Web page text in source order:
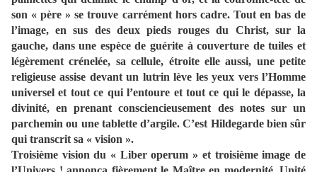
Troisième vision du « Liber operum » et troisième image de l’Univers ! annonça fièrement le Maître en modernité. Unité de lieu, et quel lieu puisqu’il s’agit de l’Univers en son entier ! Unité d’action, en gros la formation de l’Univers et sa stabilisation. Unité de temps, celui de la Genèse. Mais c’est un peu plus compliqué que cela quand même. Tous les cercles sont bien en place mais il y a du mouvement. Le bestiaire venteux, dont une large proportion de bêtes à bois et à cornes maintenant, souffle vers l’extérieur pour faire tourner la roue aux dents de flammes rouges dans un sens, celui des aiguilles d’une montre, et cela donne une « sacrée » vitesse aux quelques étoiles rouges qui se sont réfugiées dans le « feu obscur ». Certaines de ces étoiles en sont éjectées et elles laissent une longue trainée derrière elles. La grande centrifugeuse cosmique ! L’homme universel demeure dans la même position de crucifié devant la terre comme pour la protéger, mais sa cage géométrique s’est dissoute dans l’éther. L’échafaudage servant à la construction de l’Univers a été démonté et les tracés d’or du Géomètre ont été effacés, tous sauf un seul. Cette libération de l’Homme pourrait s’apparenter à une ouverture sur le libre-arbitre, à son instauration, ce qui ne constituerait pas la moindre des paradoxes pour un système idéologique aussi déterminé et déterministe que le Christianisme. Toujours est-il, l’homme universel ne bouge pas. Sa mission est de souligner les proportions parfaites de la Création et il la remplit vaille que vaille. L’eau bienfaitrice continue de tomber des nuages pour rafraichir la terre et tout ce qui est supposé y vivre. Les vents refroidissent les rouages de l’Univers auquel ils donnent mouvement et ils ne troublent plus la couche aqueuse de l’éther qui ondoie paisiblement. Le divin, que ce soit sous la forme du père ou celle du fils, s’est « physiquement » retiré mais il est toujours présent dans le logos qui est diffusé partout puisqu’il a été porté par les vents, le Saint-Esprit disent les chrétiens, le Paraclet de Jean. Au même titre que l’eau, source de vie et de purification baptismale, le logos baigne le corps et l’esprit de l’Homme, et c’est lui qui lui fait prendre la juste mesure du Tout. En bas, au sud du cosmos, et « sud du cosmos » peut avoir un sens dans la mesure où une ligne horizontale et dorée le divise en deux hémisphères, une main sort de la roue de flammes rouges pour déployer un long phylactère lumineux porteur de la parole du dieu des chrétiens jusqu’à la cellule/guérite d’Hildegarde qui persiste cependant à lever les yeux vers l’Homme universel alors qu’elle pourrait se contenter de recopier ce qui est écrit sur le phylactère. Dans cette « vision », Hildegarde nous donne à voir l’Univers comme un suprême organisme dynamique dans un merveilleux équilibre homéostatique. C’est là une image « médicale » de l’harmonie universelle. A partir de ceci et avant de pousser plus avant, il nous faut prendre un peu de distance par rapport à la stricte matérialité des images et, à certains moments, débarquer sur des rivages quelque peu scientifiques et philosophiques, mon plein ou plain domaine à moi, pour nous jeter dans l’exploration de ce pur esprit qu’est Hildegarde von Bingen, proposa un peu solennellement et tout à fait doctement le Maître en modernité. L’image « médicale » pour commencer, annonça-t-il. Hildegarde a écrit deux livres qui sont en fait les deux seuls ouvrages médicaux du siècle douze de la chrétienté, tout du moins à ma connaissance faut-il préciser car je ne suis qu’un piètre médiéviste. D’une part, le « Liber simplicis medicinae », appelé encore « Liber subtilatum diversarum naturum creaturum », ou bien encore « Physica » ce qui a le mérite d’une beaucoup plus grande simplicité. D’autre part, le « Liber compositae medicinae » ou, plus explicitement , « Causae et curae », c’est-à-dire « Des causes et des remèdes ». Ouf ! Pour des raisons qui se comprennent aisément, on dira « Physica » et « Causae et curae » lorsqu’on citera ces livres. Finalement, on s’aperçoit qu’apprendre un peu de latin au collège, eh bien ça peut toujours servir contrairement à ce que beaucoup pensent, dit en rigolant le Maître en modernité. Soyons clair ! La médecine au Moyen Age ça n’existait tout simplement pas. L’espérance de vie y était des plus réduites, même si certains, tels Hildegarde, pouvaient atteindre des âges canoniques, et personne ne pouvait grand chose contre cet état de fait. Tout était affaire de rebouteux, de « vieilles » paysannes herboristes et guérisseuses, de pratiques empiriques concentrées dans certains couvents plus ou moins hospitaliers, de gens plus ou moins « sorciers » qui se livraient à tout un tas d’expériences inconfessables. En fait, je considère qu’il faudra attendre la seconde moitié du siècle vingt, et l’arrivée de la pénicilline et des premiers antibiotiques, pour commencer à parler honnêtement de médecine, même s’il y eût avant quelques vaccinateurs réellement inspirés, des bidouilleurs du vivant, des visionnaires eux aussi. Mais, aller gratter le pis d’une vache pour éradiquer la variole, ou bien injecter un broyat de moelle de lapin rabique pour combattre la rage, demeurent des pratiques proches de la sorcellerie, puisqu’on expérimente des choses sans être à même de les convenablement expliquer ces choses. Pendant des millénaires les hommes ont regardé mourir leurs femmes en couches et leurs enfants encore au sein de leurs nourrices, tandis qu’eux-mêmes étaient décimés par les épidémies, les séquelles des guerres que l’avidité des princes et seigneurs de la chrétienté leur imposaient, les conditions de vie épouvantablement insalubres, la dénutrition, voire la franche mais sale famine, et par bien d’autres choses encore. En fait, je considère pour ma part qu’aujourd’hui même la médecine n’en est qu’au stade de l’adolescence, voire de la préadolescence, en dépit de sauts technologiques absolument considérables, telle que l’imagerie par résonnance magnétique, l’une des magnifiques applications de certains principes quantiques, et du démontage pièce par pièce de machineries archi-complexes, tels que le système immunitaire ou bien encore la spirale génomique. Ce sont là des systèmes qui fonctionnent en réseau, et ce sont donc les interactions entre leurs unités, ou plutôt les groupes d’unités, les modules, qui sont primordiaux, pas les unités elles-mêmes. Et puis ce qui est fondamental aussi, c’est l’enchaînement action-rétroaction-action, le principe qui est à la base du fonctionnement de tous les systèmes complexes. On en a déjà beaucoup parlé de la complexité, à propos des Vanités quand je vous rapportais les réflexions sur ce thème de cet ami qui est à la fois un ingénieur de très haut niveau et un microbiologiste de premier plan, un académicien quand même (2), vous vous souvenez, et puis aussi lorsque j’évoquais l’entreprise en réseau, dont celle que je considère être la toute première, l’armée grecque sur le rivage d’Ilion, et que vous vous obstiniez avec cette pauvre unité, ce misérable tas de particules, comment s’appelle-t-il déjà ?... Ah oui ! Philoctète (3). Ah ! La COMPLEXITE, quoi de plus enchanteur ? On ne cesse d’en repousser les limites mais on sait parfaitement qu’on n’en viendra jamais à bout. Quel miracle et quel bonheur ! La complexité est le principe même de l’Univers, de l’humain et de ses civilisations…et le moteur unique du PROGRES. Mais, je m’égare une fois de plus. Plutôt que médecin, puisque la discipline « médecine » n’a pas grande signification au siècle douze de la chrétienté, Hildegarde von Bingen était une guérisseuse, sur d’autres continents on parlerait de chamane, c’est-à-dire qu’aux alentours de son couvent elle s’appliquait à soulager les gens de quelques uns de leurs maux, ce qui n’était déjà pas si mal. Et puis, et puis elle a rédigé les deux ouvrages que je viens de citer, « Physica » et « Causae et curae ». « Physica » est un inventaire poético-naturaliste assez développé puisqu’on y recense quelques centaines de plantes, de pierres et de métaux, d’animaux de toutes espèces, de celles qui volent, qui nagent ou qui rampent, et puis des éléments ou des unités constitutifs de l’environnement, l’air, l’eau, la mer, les lacs et les fleuves, les différentes catégories de terres. Tout ceci est décrit précisément, mais avec des jolis mots et images, puis analysé en fonction de ses qualités thérapeutiques propres et/ou de quelque autre usage que l’on puisse en faire, ou non. La matricaire, l’aristoloche, le fenugrec, l’épeautre, le vulnéraire, la consoude, la sanicle, la bourrache, la mandragore, la morille noire, l’arum tacheté, l’euphorbe, la chélidoine, la molène, l’inule année, la bardane, l’armoise, le millefeuille, la potentille, le pouliot, la sauge sclarée, et puis des noms plus ou moins, ou tout à fait, communs même si certains d’entre eux sont parfaitement exotiques, le cerfeuil, le gingembre, le curcuma, l’encens, le clou de girofle, le melon, le fenouil, le persil, la gentiane, l’ail, la lavande, la ciguë, la colchique, l’arnica, la pivoine, le muguet, l’absinthe, le pavot, et que sais-je encore. Certaines de ses plantes sont toxiques et ne peuvent faire l’objet que d’application cutanée, d’autres sont des drogues végétales, des épices, ou bien des plantes communes que l’on trouve sur les marchés ou dans les jardins des couvents et qui peuvent être ingérées sous forme de feuilles fraiches ou de sucs, mais toutes ont des vertus bien particulières pour soigner des affections spécifiques, et beaucoup doivent être administrées en suivant des rituels précis. Au-delà de ce qu’elle pouvait trouver chez elle ou à proximité de chez elle, Hildegarde est allée puiser son inspiration pharmaco-botanique dans la Bible, évidemment, mais surtout chez les poètes et auteurs médicaux anciens, tels Hippocrate de Cos ou Galien de Pergame pour ne citer que les plus fameux. Toujours est-il, Hildegarde von Bingen jette les bases d’une ph